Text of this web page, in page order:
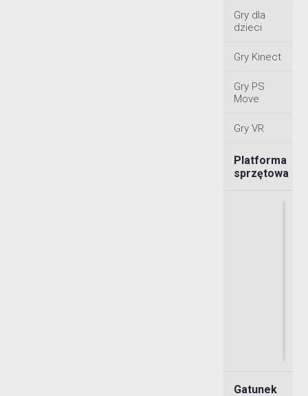
Gry dla
dzieci
Gry Kinect
Gry PS
Move
Gry VR
Platforma
sprzętowa
Gatunek